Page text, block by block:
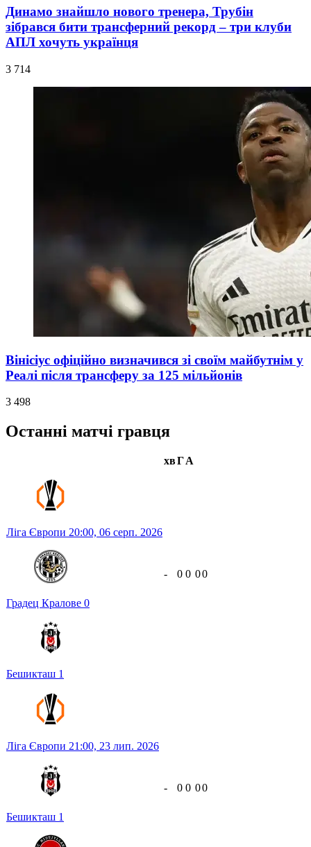
Динамо знайшло нового тренера, Трубін
зібрався бити трансферний рекорд – три клуби
АПЛ хочуть українця
3 714
Вінісіус офіційно визначився зі своїм майбутнім у
Реалі після трансферу за 125 мільйонів
3 498
Останні матчі гравця
хвГА
Ліга Європи 20:00, 06 серп. 2026
Градец Кралове 0
Бешикташ 1
- 0 0 00
Ліга Європи 21:00, 23 лип. 2026
Бешикташ 1
- 0 0 00